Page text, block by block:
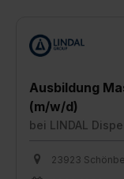
Ausbildung
(m/w/d)
bei LINDAL
23923